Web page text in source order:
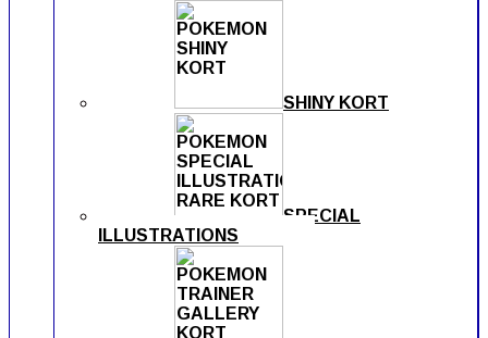
SHINY KORT
SPECIAL
ILLUSTRATIONS